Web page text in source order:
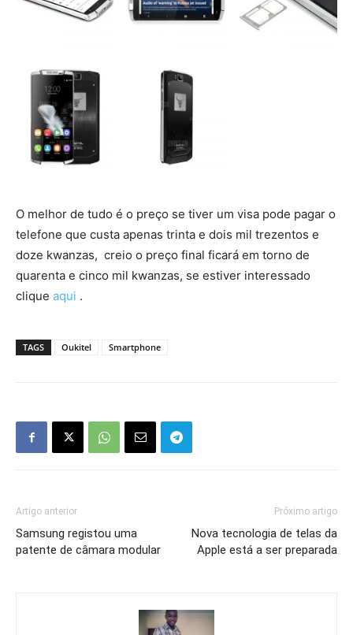
O melhor de tudo é o preço se tiver um visa pode pagar o
telefone que custa apenas trinta e dois mil trezentos e
doze kwanzas, creio o preço final ficará em torno de
quarenta e cinco mil kwanzas, se estiver interessado
clique aqui .
TAGS Oukitel Smartphone
Artigo anterior
Samsung registou uma
patente de câmara modular
Próximo artigo
Nova tecnologia de telas da
Apple está a ser preparada